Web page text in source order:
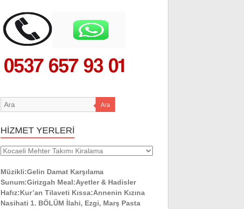
Ara
HİZMET YERLERİ
HİZMET
Müzikli:Gelin Damat Karşılama
Sunum:Girizgah Meal:Ayetler & Hadisler
Hafız:Kur’an Tilaveti Kıssa:Annenin Kızına
Nasihati 1. BÖLÜM İlahi, Ezgi, Marş Pasta